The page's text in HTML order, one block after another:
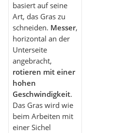
basiert auf seine
Art, das Gras zu
schneiden. Messer,
horizontal an der
Unterseite
angebracht,
rotieren mit einer
hohen
Geschwindigkeit.
Das Gras wird wie
beim Arbeiten mit
einer Sichel